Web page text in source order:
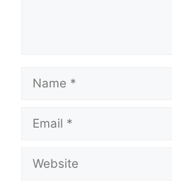
Name
Email
Website